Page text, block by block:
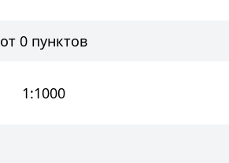
от 0 пунктов
1:1000